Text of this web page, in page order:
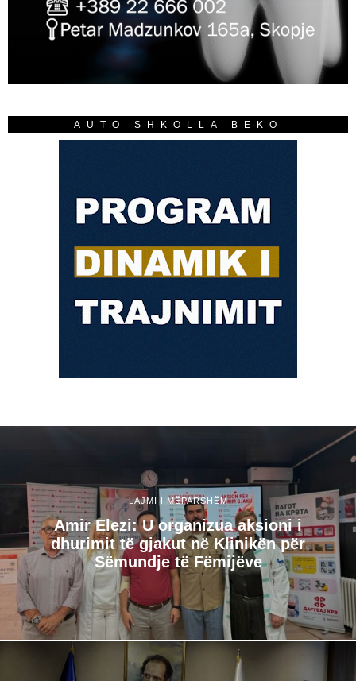
AUTO SHKOLLA BEKO
LAJMI I MËPARSHËM
Amir Elezi: U organizua aksioni i
dhurimit të gjakut në Klinikën për
Sëmundje të Fëmijëve